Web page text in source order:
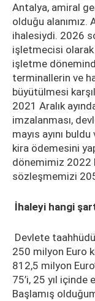
Antalya, amiral
olduğu
ihalesiydi. 2026
işletmecisi olarak
işletme
terminallerin ve
büyütülmesi
2021 Aralık
imzalanması,
mayıs ayını
kira ödemesini
dönemimiz 2022
sözleşmemizi
İhaleyi hangi
Devlete
250 milyon Euro
812,5 milyon
75’i, 25 yıl
Başlamış